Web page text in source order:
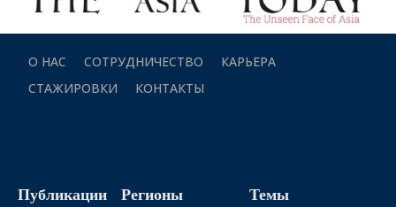
О НАС СОТРУДНИЧЕСТВО
КАРЬЕРА
СТАЖИРОВКИ
КОНТАКТЫ
Публикации Регионы Темы